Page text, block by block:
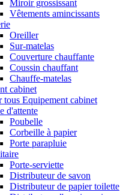
Miroir grossissant
Vêtements amincissants
Oreiller
Sur-matelas
Couverture chauffante
Coussin chauffant
Chauffe-matelas
cabinet
tous Equipement cabinet
d'attente
Poubelle
Corbeille à papier
Porte parapluie
Porte-serviette
Distributeur de savon
Distributeur de papier toilette